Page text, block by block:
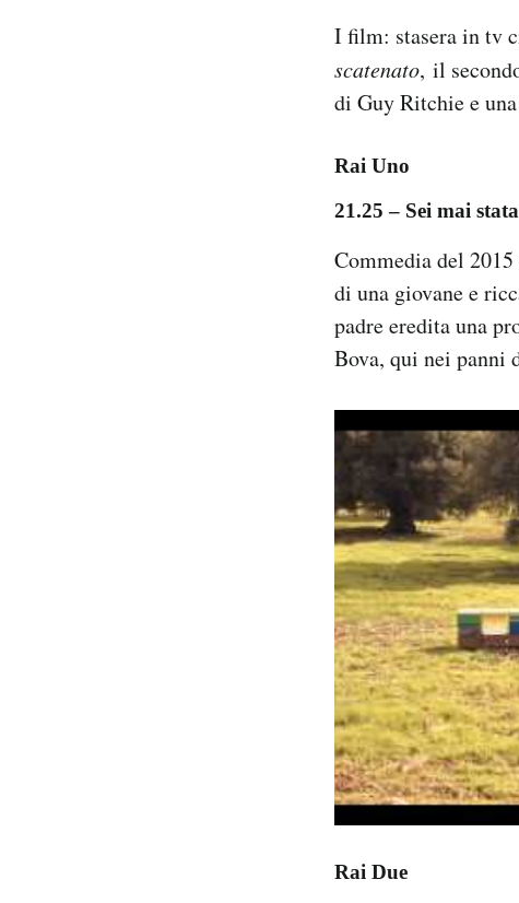
I film: stasera in tv
scatenato, il
di Guy Ritchie e
Rai Uno
21.25 – Sei mai
Commedia del
di una giovane e
padre eredita una
Bova, qui nei panni
Rai Due